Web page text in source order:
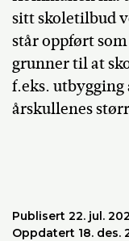
sitt skoletilbud
står oppført
grunner til at
f.eks.
årskullenes
Publisert 22. jul.
Oppdatert 18. des.